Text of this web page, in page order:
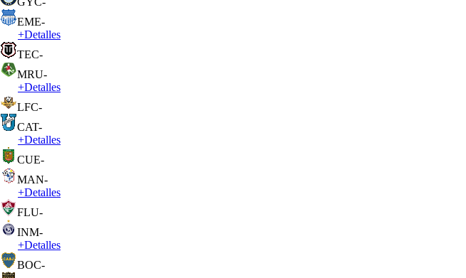
EME-
+Detalles
TEC-
MRU-
+Detalles
LFC-
CAT-
+Detalles
CUE-
MAN-
+Detalles
FLU-
INM-
+Detalles
BOC-